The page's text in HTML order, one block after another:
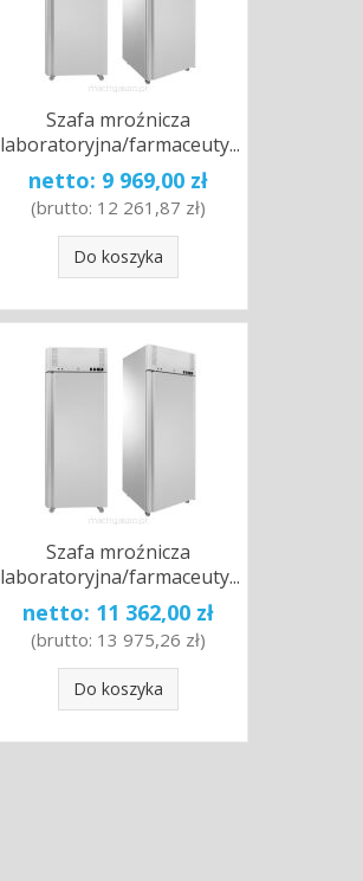
Szafa mroźnicza
laboratoryjna/farmaceuty...
netto: 9 969,00 zł
(brutto: 12 261,87 zł)
Do koszyka
Szafa mroźnicza
laboratoryjna/farmaceuty...
netto: 11 362,00 zł
(brutto: 13 975,26 zł)
Do koszyka